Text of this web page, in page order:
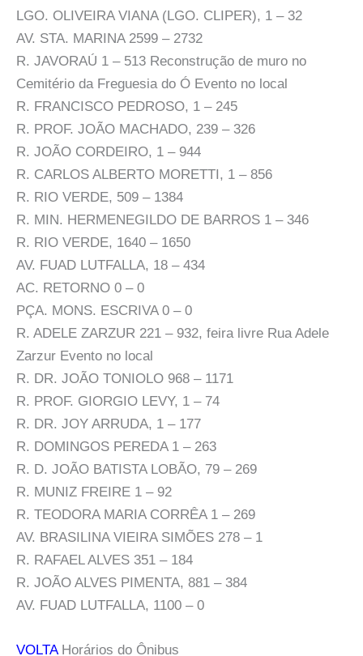
LGO. OLIVEIRA VIANA (LGO. CLIPER), 1 – 32
AV. STA. MARINA 2599 – 2732
R. JAVORAÚ 1 – 513 Reconstrução de muro no
Cemitério da Freguesia do Ó Evento no local
R. FRANCISCO PEDROSO, 1 – 245
R. PROF. JOÃO MACHADO, 239 – 326
R. JOÃO CORDEIRO, 1 – 944
R. CARLOS ALBERTO MORETTI, 1 – 856
R. RIO VERDE, 509 – 1384
R. MIN. HERMENEGILDO DE BARROS 1 – 346
R. RIO VERDE, 1640 – 1650
AV. FUAD LUTFALLA, 18 – 434
AC. RETORNO 0 – 0
PÇA. MONS. ESCRIVA 0 – 0
R. ADELE ZARZUR 221 – 932, feira livre Rua Adele
Zarzur Evento no local
R. DR. JOÃO TONIOLO 968 – 1171
R. PROF. GIORGIO LEVY, 1 – 74
R. DR. JOY ARRUDA, 1 – 177
R. DOMINGOS PEREDA 1 – 263
R. D. JOÃO BATISTA LOBÃO, 79 – 269
R. MUNIZ FREIRE 1 – 92
R. TEODORA MARIA CORRÊA 1 – 269
AV. BRASILINA VIEIRA SIMÕES 278 – 1
R. RAFAEL ALVES 351 – 184
R. JOÃO ALVES PIMENTA, 881 – 384
AV. FUAD LUTFALLA, 1100 – 0
VOLTAHorários do Ônibus